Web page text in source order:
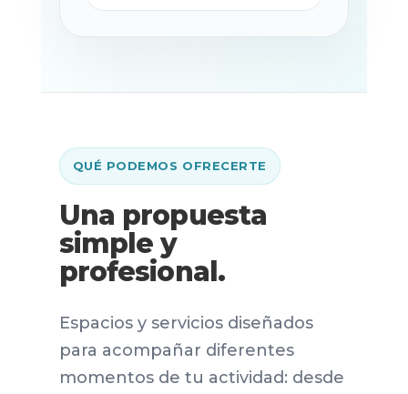
QUÉ PODEMOS OFRECERTE
Una propuesta
simple y
profesional.
Espacios y servicios diseñados
para acompañar diferentes
momentos de tu actividad: desde